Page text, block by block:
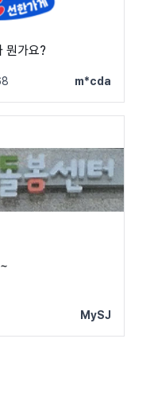
뭔가요?
m*cda
MySJ